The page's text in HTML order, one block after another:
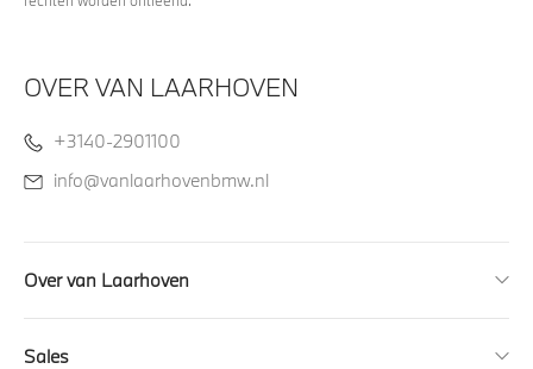
OVER VAN LAARHOVEN
+3140-2901100
info@vanlaarhovenbmw.nl
Over van Laarhoven
Sales